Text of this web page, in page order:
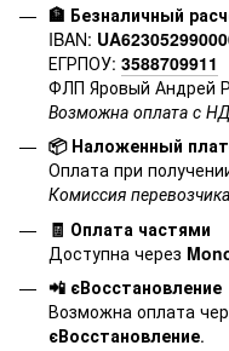
🏦 Безналичный
IBAN:
ЕГРПОУ: 3588709911
ФЛП Яровый Андрей
Возможна оплата с
📦 Наложенный
Оплата при
Комиссия
🧾 Оплата частями
Доступна через
📲 єВосстановление
Возможна оплата
єВосстановление.